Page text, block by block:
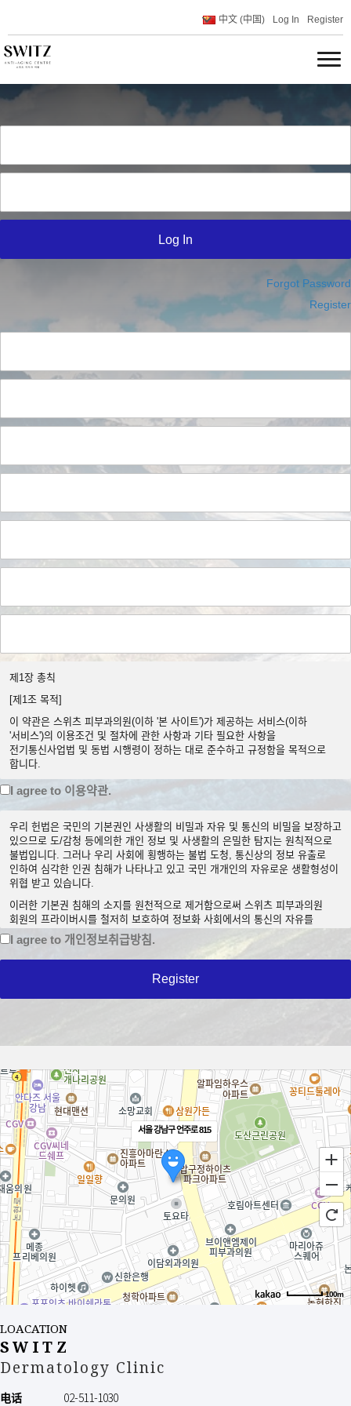
中文 (中国) Log In Register
Forgot Password
Register
제1장 총칙
[제1조 목적]
이 약관은 스위츠 피부과의원(이하 '본 사이트')가 제공하는 서비스(이하
'서비스')의 이용조건 및 절차에 관한 사항과 기타 필요한 사항을
전기통신사업법 및 동법 시행령이 정하는 대로 준수하고 규정함을 목적으로
합니다.
[제2조 약관의 효력과 변경]
(2) 본 사이트는 사정 변경의 경우와 영업상 중요 사유가 있을 때 약관을 변경할
수 있으며, 변경된 약관은 전항과 같은 방법으로 효력이 발생합니다.
[제3조 약관 외 준칙]
이 약관에 명시되지 않은 사항이 관계 법령에 규정되어 있을 경우에는 그
규정에 따릅니다.
제2장 회원 가입과 서비스 이용
[제1조 회원의 정의]
동의하고 서비스의 회원 가입양식을 작성하고 'ID'와 '비밀번호'를 발급 받은
비밀번호 : 회원의 비밀 보호를 위해 회원 자신이 설정한 문자와 숫자의 조합
운영자 : 서비스의 전반적인 관리와 원활한 운영을 위하여 본 사이트에서
선정한 사람
계약 해지 : 본 사이트 또는 회원이 서비스 개통 후 이용계약을 해지하는 것
[제 3조 서비스 가입의 성립]
(1) 서비스 가입은 인터넷으로 서비스에 접속한 후 가입신청 양식을 기재한 후
이용 신청에 대한 본 사이트의 이용 승낙과 이용자의 약관 내용에 대한 동의로
성립됩니다.
(2) 회원으로 가입하여 서비스를 이용하고자 하는 희망자는 서비스의 원활한
이용을 위하여 본 사이트에서 요청하는 개인 신상정보를 제공해야 합니다.
(3) 서비스 이용신청자는 반드시 실명으로 가입신청을 해야 합니다.
(4) 이용자의 가입 신청에 대하여 본 사이트가 승낙한 경우, 본 사이트는 회원
ID와 기타 회사가 필요하다고 인정하는 내용을 이용자에게 통지합니다.
발급됩니다.
있습니다.
가. 설비에 여유가 없는 경우
I agree to 이용약관.
우리 헌법은 국민의 기본권인 사생활의 비밀과 자유 및 통신의 비밀을 보장하고
있으므로 도/감청 등에의한 개인 정보 및 사생활의 은밀한 탐지는 원칙적으로
불법입니다. 그러나 우리 사회에 횡행하는 불법 도청, 통신상의 정보 유출로
인하여 심각한 인권 침해가 나타나고 있고 국민 개개인의 자유로운 생활형성이
위협 받고 있습니다.
이러한 기본권 침해의 소지를 원천적으로 제거함으로써 스위츠 피부과의원
회원의 프라이버시를 철저히 보호하여 정보화 사회에서의 통신의 자유를
보장하고자 아래와 같이 개인정보보호정책을 명시합니다.스위츠 피부과의원
개인정보보호정책은 정부의 법률 및 지침의 변경과 스위츠 피부과의원의 정책
변화에 따라 변경될 수 있습니다. 회원님께서는 스위츠 피부과의원 사이트 방문
시에 수시로 확인하시기 바랍니다.
개인정보의 수집목적 및 이용
것입니다. 스위츠 피부과의원은 각종의 컨텐츠를 무료 및 유료로 서비스해
보다 더 유용한 정보를 선택적으로 제공하는 것이 가능하게 됩니다. 스위츠
피부과의원은 각종 서비스를 제공하기 위해서 광고를 게재합니다. 이때에도
회원님 개인에 대한 정보를 바탕으로 좀더 유용한 정보로서의 가치가 있는
광고를 선별적으로 전달할 수 있게 됩니다.
수집하는 개인정보 항목 및 수집방법
스위츠 피부과의원은 최초 회원가입을 하실 때 서비스 제공을 위해 가장
필수적인 개인정보를 받고 있습니다. 회원가입 시에 받는 정보는 회원님의
이름, 성별, 생년월일,우편번호 등입니다. 이 이외에 특정 서비스를 제공하기
위하여 추가적인 정보제공을 요청하고 있습니다. 실명확인을 위한 휴대폰번호,
기타 서비스제공에 필요한 추가정보의 기재를 요청하게 됩니다. 또한
설문조사나 이벤트 시에 집단적인 통계분석을 위해서나 경품발송을 위한
목적으로도 개인정보 기재를 요청할 수 있습니다. 이때에도 기입하신 정보는
해당서비스 제공이나 회원님께 사전에 밝힌 목적 이외의 다른 어떠한
목적으로도 사용되지 않음을 알려드립니다.
개인정보의 보유 및 폐기
서비스를 받는 동안 회원님의 개인정보는 스위츠 피부과의원에서 계속
보유하며 서비스 제공을 위해 이용하게 됩니다. 다만 스위츠 피부과의원의
회원이 아래의 '7. 자신의 개인정보 열람, 정정 및 삭제'에서 설명한 절차에 따라
ID를 삭제하거나 가입해지를 요청한 경우와 회원님께 사전에 알려드린
개인정보를 제공받은 목적이 달성된 경우에 수집된 개인의 정보는 재생할 수
I agree to 개인정보취급방침.
서울 강남구 언주로 815
100m
LOACATION
SWITZ
Dermatology Clinic
电话02-511-1030